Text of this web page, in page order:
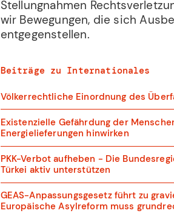
Stellungnahmen
wir Bewegungen, die sich
entgegenstellen.
Beiträge zu Beiträge zu
Internationales
Völkerrechtliche Einordnung des
Existenzielle Gefährdung der
Energielieferungen hinwirken
PKK-Verbot aufheben - Die
Türkei aktiv unterstützen
GEAS-Anpassungsgesetz führt zu
Europäische Asylreform muss